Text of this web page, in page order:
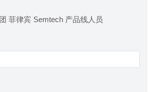
菲律宾 Semtech 产品线人员